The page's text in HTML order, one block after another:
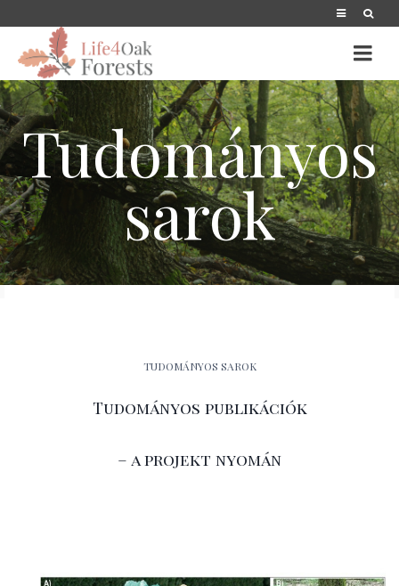
Tudományos
sarok
TUDOMÁNYOS SAROK
Tudományos publikációk
– a projekt nyomán